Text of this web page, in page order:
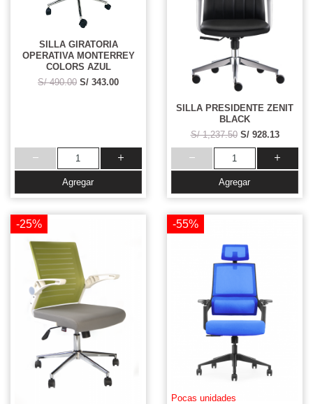
SILLA GIRATORIA
OPERATIVA MONTERREY
COLORS AZUL
S/ 490.00 S/ 343.00
Agregar
SILLA PRESIDENTE ZENIT
BLACK
S/ 1,237.50 S/ 928.13
Agregar
-25% -55%
Pocas unidades